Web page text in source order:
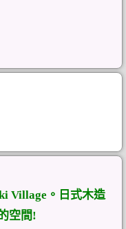
Village。日式木造
空間!